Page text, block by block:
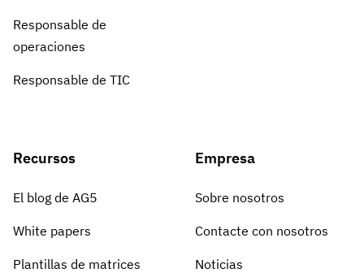
Responsable de
operaciones
Responsable de TIC
Recursos
El blog de AG5
White papers
Plantillas de matrices
Empresa
Sobre nosotros
Contacte con nosotros
Noticias